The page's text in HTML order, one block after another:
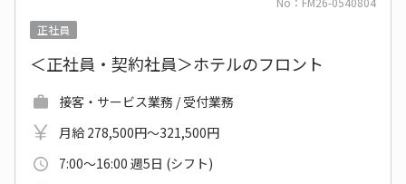
正社員
＜正社員・契約社員＞ホテルのフロント
接客・サービス業務 / 受付業務
月給 278,500円～321,500円
7:00～16:00 週5日 (シフト)